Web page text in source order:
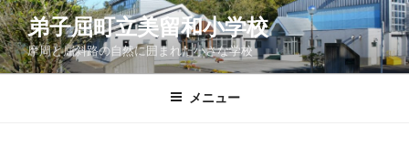
コ
ン
テ
ン
弟子屈町立美留和小学校
摩周と屈斜路の自然に囲まれた小さな学校
メニュー